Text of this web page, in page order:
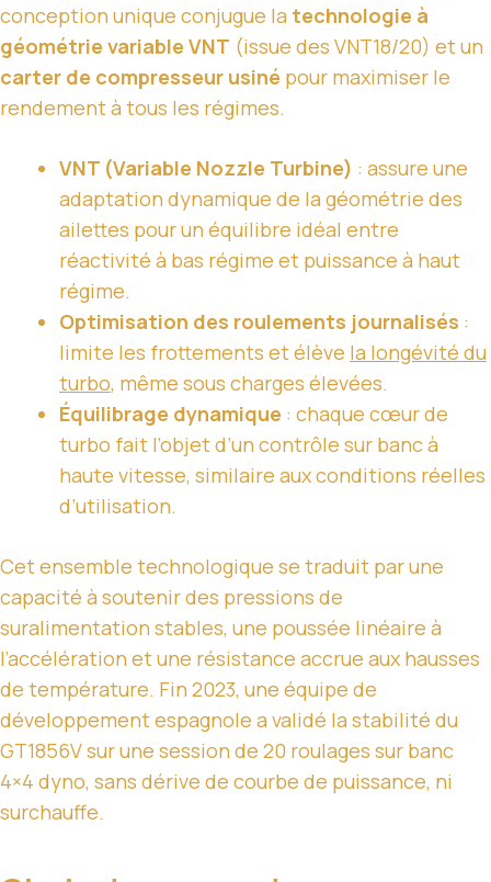
conception unique conjugue la technologie à
géométrie variable VNT (issue des VNT18/20) et un
carter de compresseur usiné pour maximiser le
rendement à tous les régimes.
VNT (Variable Nozzle Turbine) : assure une
adaptation dynamique de la géométrie des
ailettes pour un équilibre idéal entre
réactivité à bas régime et puissance à haut
régime.
Optimisation des roulements journalisés :
limite les frottements et élève la longévité du
turbo, même sous charges élevées.
Équilibrage dynamique : chaque cœur de
turbo fait l’objet d’un contrôle sur banc à
haute vitesse, similaire aux conditions réelles
d’utilisation.
Cet ensemble technologique se traduit par une
capacité à soutenir des pressions de
suralimentation stables, une poussée linéaire à
l’accélération et une résistance accrue aux hausses
de température. Fin 2023, une équipe de
développement espagnole a validé la stabilité du
GT1856V sur une session de 20 roulages sur banc
4×4 dyno, sans dérive de courbe de puissance, ni
surchauffe.